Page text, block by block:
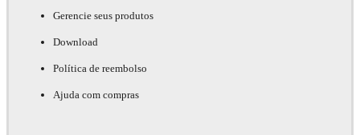
Gerencie seus produtos
Download
Política de reembolso
Ajuda com compras